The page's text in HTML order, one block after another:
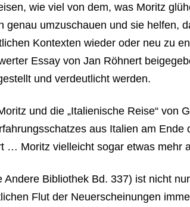
wie viel von dem, was Moritz
genau umzuschauen und sie helfen,
Kontexten wieder oder neu zu
Essay von Jan Röhnert
und verdeutlicht werden.
und die „Italienische Reise“ von
aus Italien am Ende
… Moritz vielleicht sogar etwas mehr
Andere Bibliothek Bd. 337) ist nicht
Flut der Neuerscheinungen